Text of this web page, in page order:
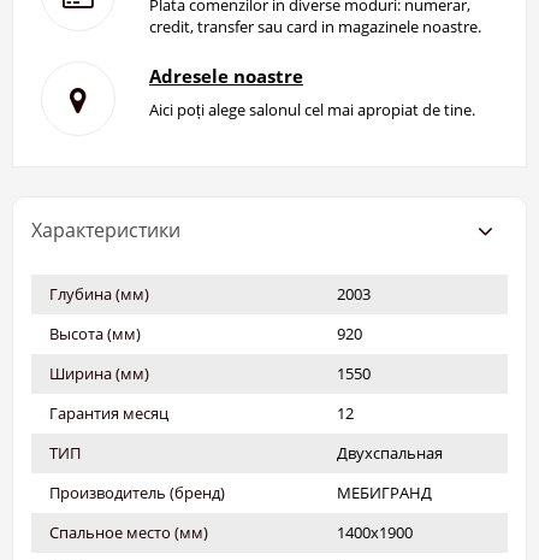
Plata comenzilor in diverse moduri: numerar,
credit, transfer sau card in magazinele noastre.
Adresele noastre
Aici poți alege salonul cel mai apropiat de tine.
Характеристики
Глубина (мм)
2003
Высота (мм)
920
Ширина (мм)
1550
Гарантия месяц
12
ТИП
Двухспальная
Производитель (бренд)
МЕБИГРАНД
Спальное место (мм)
1400х1900